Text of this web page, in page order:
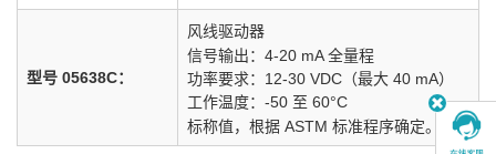
型号 05638C：
风线驱动器
信号输出：4-20 mA 全量程
功率要求：12-30 VDC（最大 40 mA）
工作温度：-50 至 60°C
标称值，根据 ASTM 标准程序确定。